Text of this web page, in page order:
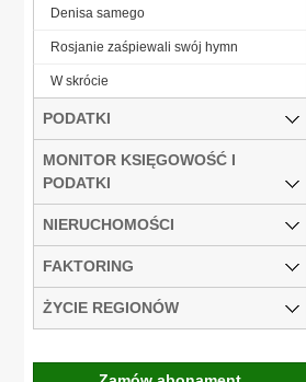
Denisa samego
Rosjanie zaśpiewali swój hymn
W skrócie
PODATKI
MONITOR KSIĘGOWOŚĆ I
PODATKI
NIERUCHOMOŚCI
FAKTORING
ŻYCIE REGIONÓW